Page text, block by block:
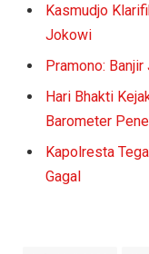
Kasmudjo
Jokowi
Pramono:
Hari Bhakti
Barometer
Kapolresta
Gagal